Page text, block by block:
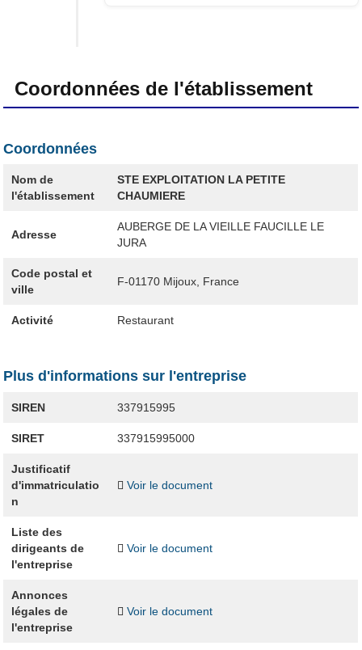
Coordonnées de l'établissement
Coordonnées
Nom de
l'établissement
STE EXPLOITATION LA PETITE
CHAUMIERE
Adresse
AUBERGE DE LA VIEILLE FAUCILLE LE
JURA
Code postal et
ville
F-01170 Mijoux, France
Activité Restaurant
Plus d'informations sur l'entreprise
SIREN 337915995
SIRET 337915995000
Justificatif
d'immatriculatio
n
Voir le document
Liste des
dirigeants de
l'entreprise
Voir le document
Annonces
légales de
l'entreprise
Voir le document